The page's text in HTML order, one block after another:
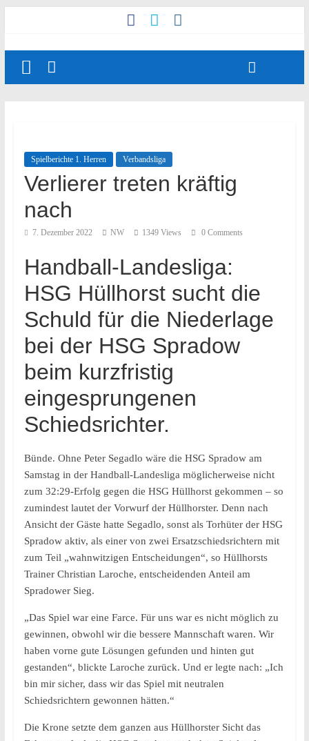
Spielberichte 1. Herren Verbandsliga
Verlierer treten kräftig
nach
7. Dezember 2022 NW 1349 Views 0 Comments
Handball-Landesliga:
HSG Hüllhorst sucht die
Schuld für die Niederlage
bei der HSG Spradow
beim kurzfristig
eingesprungenen
Schiedsrichter.
Bünde. Ohne Peter Segadlo wäre die HSG Spradow am
Samstag in der Handball-Landesliga möglicherweise nicht
zum 32:29-Erfolg gegen die HSG Hüllhorst gekommen – so
zumindest lautet der Vorwurf der Hüllhorster. Denn nach
Ansicht der Gäste hatte Segadlo, sonst als Torhüter der HSG
Spradow aktiv, als einer von zwei Ersatzschiedsrichtern mit
zum Teil „wahnwitzigen Entscheidungen“, so Hüllhorsts
Trainer Christian Laroche, entscheidenden Anteil am
Spradower Sieg.
„Das Spiel war eine Farce. Für uns war es nicht möglich zu
gewinnen, obwohl wir die bessere Mannschaft waren. Wir
haben vorne gute Lösungen gefunden und hinten gut
gestanden“, blickte Laroche zurück. Und er legte nach: „Ich
bin mir sicher, dass wir das Spiel mit neutralen
Schiedsrichtern gewonnen hätten.“
Die Krone setzte dem ganzen aus Hüllhorster Sicht das